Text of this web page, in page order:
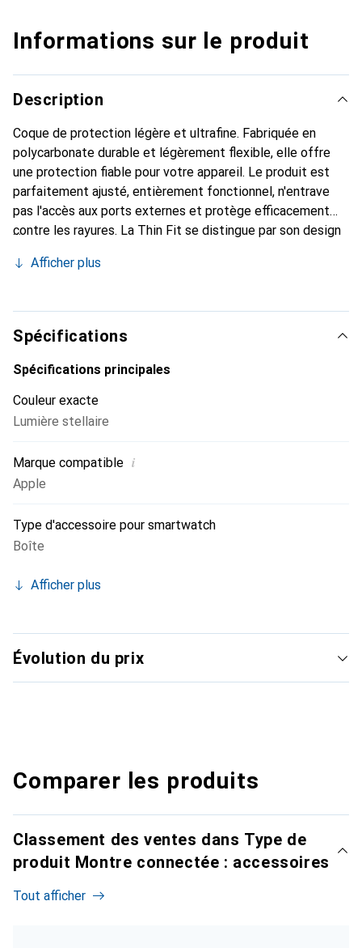
Informations sur le produit
Description
Coque de protection légère et ultrafine. Fabriquée en
polycarbonate durable et légèrement flexible, elle offre
une protection fiable pour votre appareil. Le produit est
parfaitement ajusté, entièrement fonctionnel, n'entrave
pas l'accès aux ports externes et protège efficacement
contre les rayures. La Thin Fit se distingue par son design
testés pour leur résistance à l'usure et leur ajustement
Afficher plus
Spécifications
Spécifications principales
Couleur exacte
Lumière stellaire
Marque compatible i
Apple
Type d'accessoire pour smartwatch
Boîte
Afficher plus
Évolution du prix
Comparer les produits
Classement des ventes dans Type de
produit Montre connectée : accessoires
Tout afficher